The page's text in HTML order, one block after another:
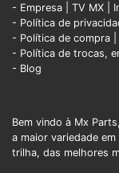
- Empresa
TV MX
- Política de
- Política de compra |
- Política de trocas,
- Blog
Bem vindo à Mx
a maior variedade
trilha, das melhores